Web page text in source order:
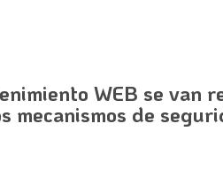
WEB se van
mecanismos de